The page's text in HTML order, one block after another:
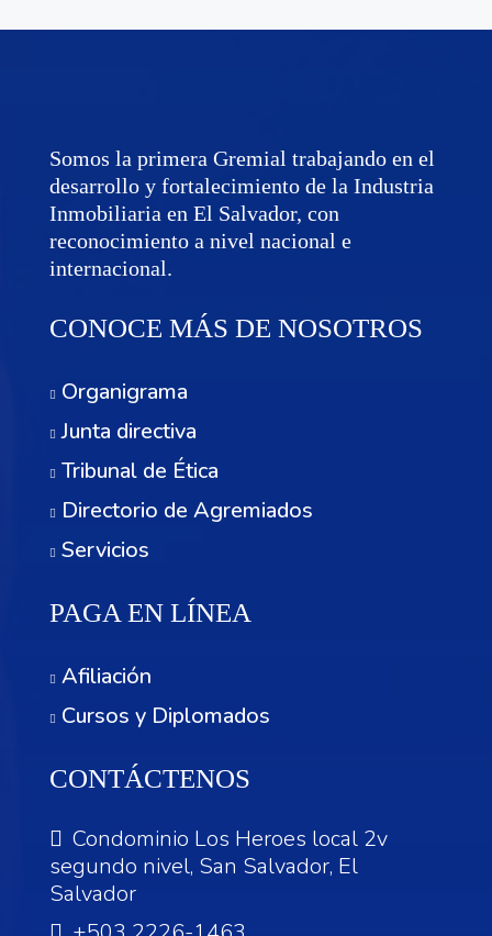
Somos la primera Gremial trabajando en el
desarrollo y fortalecimiento de la Industria
Inmobiliaria en El Salvador, con
reconocimiento a nivel nacional e
internacional.
CONOCE MÁS DE NOSOTROS
Organigrama
Junta directiva
Tribunal de Ética
Directorio de Agremiados
Servicios
PAGA EN LÍNEA
Afiliación
Cursos y Diplomados
CONTÁCTENOS
Condominio Los Heroes local 2v
segundo nivel, San Salvador, El
Salvador